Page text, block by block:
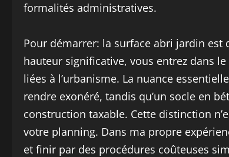
formalités administratives.
Pour démarrer: la surface abri jardin est
hauteur significative, vous entrez dans le
liées à l’urbanisme. La nuance
rendre exonéré, tandis qu’un socle en
construction taxable. Cette distinction
votre planning. Dans ma propre
et finir par des procédures coûteuses